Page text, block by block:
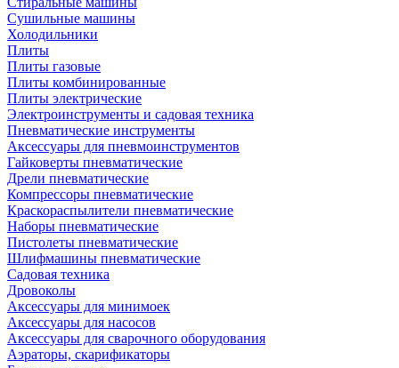
Сушильные машины
Холодильники
Плиты
Плиты газовые
Плиты комбинированные
Плиты электрические
Электроинструменты и садовая техника
Пневматические инструменты
Аксессуары для пневмоинструментов
Гайковерты пневматические
Дрели пневматические
Компрессоры пневматические
Краскораспылители пневматические
Наборы пневматические
Пистолеты пневматические
Шлифмашины пневматические
Садовая техника
Дровоколы
Аксессуары для минимоек
Аксессуары для насосов
Аксессуары для сварочного оборудования
Аэраторы, скарификаторы